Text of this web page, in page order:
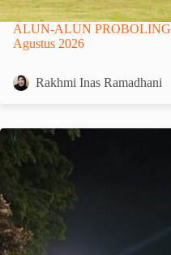
ALUN-ALUN
Agustus 2026
Rakhmi Inas Ramadhani